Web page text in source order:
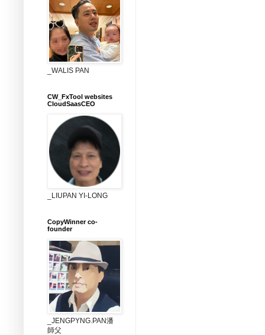
_WALIS PAN
CW_FxTool websites
CloudSaasCEO
_LIUPAN YI-LONG
CopyWinner co-
founder
_JENGPYNG.PAN潘
師父